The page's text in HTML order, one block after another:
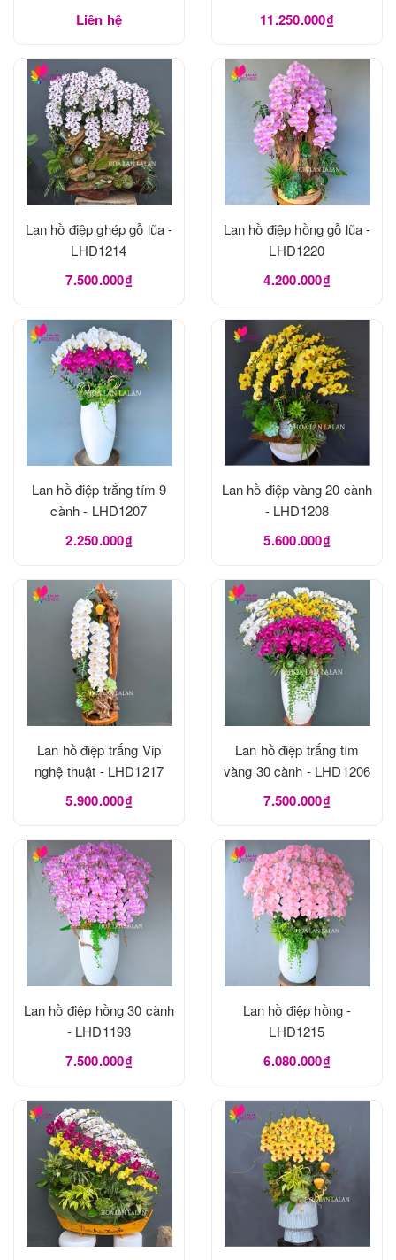
Liên hệ 11.250.000₫
Lan hồ điệp ghép gỗ lũa -
LHD1214
7.500.000₫
Lan hồ điệp hồng gỗ lũa -
LHD1220
4.200.000₫
Lan hồ điệp trắng tím 9
cành - LHD1207
2.250.000₫
Lan hồ điệp vàng 20 cành
- LHD1208
5.600.000₫
Lan hồ điệp trắng Vip
nghệ thuật - LHD1217
5.900.000₫
Lan hồ điệp trắng tím
vàng 30 cành - LHD1206
7.500.000₫
Lan hồ điệp hồng 30 cành
- LHD1193
7.500.000₫
Lan hồ điệp hồng -
LHD1215
6.080.000₫